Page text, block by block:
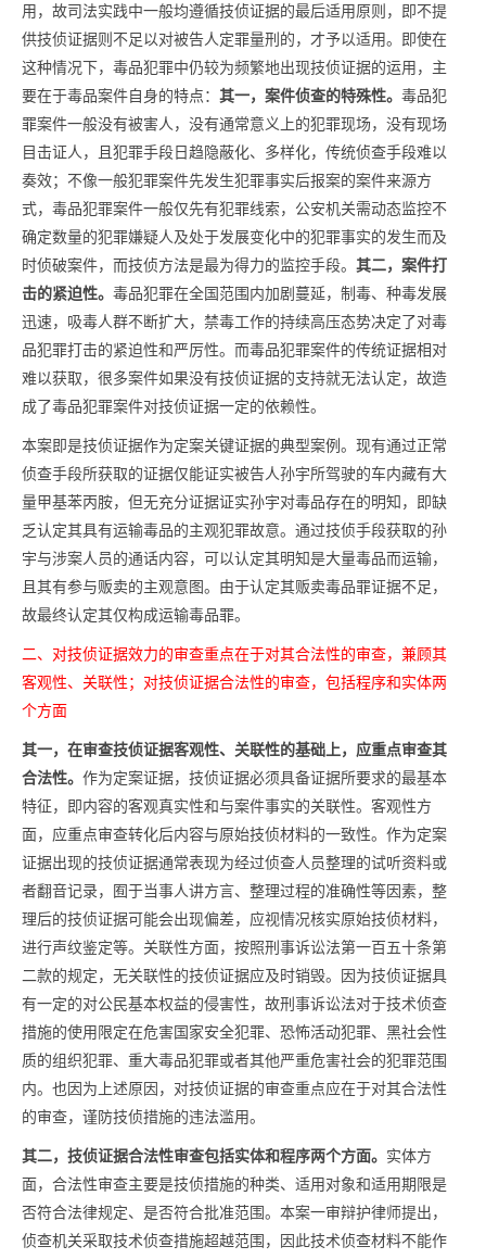
用，故司法实践中一般均遵循技侦证据的最后适用原则，即不提
供技侦证据则不足以对被告人定罪量刑的，才予以适用。即使在
这种情况下，毒品犯罪中仍较为频繁地出现技侦证据的运用，主
要在于毒品案件自身的特点： 其一，案件侦查的特殊性。 毒品犯
罪案件一般没有被害人，没有通常意义上的犯罪现场，没有现场
目击证人，且犯罪手段日趋隐蔽化、多样化，传统侦查手段难以
奏效；不像一般犯罪案件先发生犯罪事实后报案的案件来源方
式，毒品犯罪案件一般仅先有犯罪线索，公安机关需动态监控不
确定数量的犯罪嫌疑人及处于发展变化中的犯罪事实的发生而及
时侦破案件，而技侦方法是最为得力的监控手段。 其二，案件打
击的紧迫性。 毒品犯罪在全国范围内加剧蔓延，制毒、种毒发展
迅速，吸毒人群不断扩大，禁毒工作的持续高压态势决定了对毒
品犯罪打击的紧迫性和严厉性。而毒品犯罪案件的传统证据相对
难以获取，很多案件如果没有技侦证据的支持就无法认定，故造
成了毒品犯罪案件对技侦证据一定的依赖性。
本案即是技侦证据作为定案关键证据的典型案例。现有通过正常
侦查手段所获取的证据仅能证实被告人孙宇所驾驶的车内藏有大
量甲基苯丙胺，但无充分证据证实孙宇对毒品存在的明知，即缺
乏认定其具有运输毒品的主观犯罪故意。通过技侦手段获取的孙
宇与涉案人员的通话内容，可以认定其明知是大量毒品而运输，
且其有参与贩卖的主观意图。由于认定其贩卖毒品罪证据不足，
故最终认定其仅构成运输毒品罪。
二、对技侦证据效力的审查重点在于对其合法性的审查，兼顾其
客观性、关联性；对技侦证据合法性的审查，包括程序和实体两
个方面
其一，在审查技侦证据客观性、关联性的基础上，应重点审查其
合法性。 作为定案证据，技侦证据必须具备证据所要求的最基本
特征，即内容的客观真实性和与案件事实的关联性。客观性方
面，应重点审查转化后内容与原始技侦材料的一致性。作为定案
证据出现的技侦证据通常表现为经过侦查人员整理的试听资料或
者翻音记录，囿于当事人讲方言、整理过程的准确性等因素，整
理后的技侦证据可能会出现偏差，应视情况核实原始技侦材料，
进行声纹鉴定等。关联性方面，按照刑事诉讼法第一百五十条第
二款的规定，无关联性的技侦证据应及时销毁。因为技侦证据具
有一定的对公民基本权益的侵害性，故刑事诉讼法对于技术侦查
措施的使用限定在危害国家安全犯罪、恐怖活动犯罪、黑社会性
质的组织犯罪、重大毒品犯罪或者其他严重危害社会的犯罪范围
内。也因为上述原因，对技侦证据的审查重点应在于对其合法性
的审查，谨防技侦措施的违法滥用。
其二，技侦证据合法性审查包括实体和程序两个方面。 实体方
面，合法性审查主要是技侦措施的种类、适用对象和适用期限是
否符合法律规定、是否符合批准范围。本案一审辩护律师提出，
侦查机关采取技术侦查措施超越范围，因此技术侦查材料不能作